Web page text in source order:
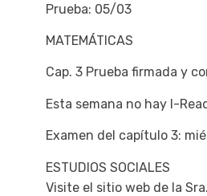
Prueba: 05/03
MATEMÁTICAS
Cap. 3 Prueba firmada y
Esta semana no hay I-
Examen del capítulo 3:
ESTUDIOS SOCIALES
Visite el sitio web de la